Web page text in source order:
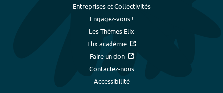
Entreprises et Collectivités
Engagez-vous !
Les Thèmes Elix
Elix académie
Faire un don
Contactez-nous
Accessibilité